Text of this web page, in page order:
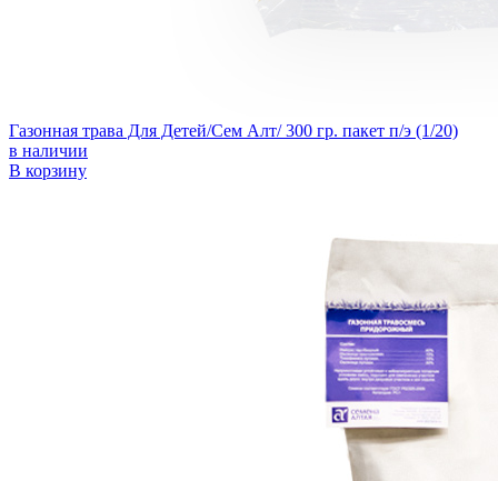
Газонная трава Для Детей/Сем Алт/ 300 гр. пакет п/э (1/20)
в наличии
В корзину